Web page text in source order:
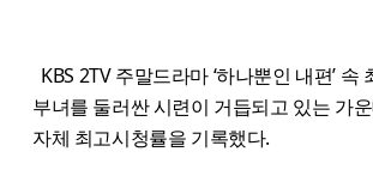
KBS 2TV 주말드라마 ‘하나뿐인 내편’ 속
부녀를 둘러싼 시련이 거듭되고 있는 가
자체 최고시청률을 기록했다.